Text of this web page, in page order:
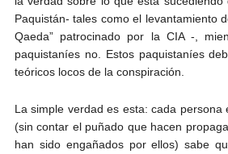
Paquistán- tales como el levantamiento
Qaeda” patrocinado por la CIA -,
paquistaníes no. Estos paquistaníes
teóricos locos de la conspiración.
La simple verdad es esta: cada persona
(sin contar el puñado que hacen
han sido engañados por ellos) sabe